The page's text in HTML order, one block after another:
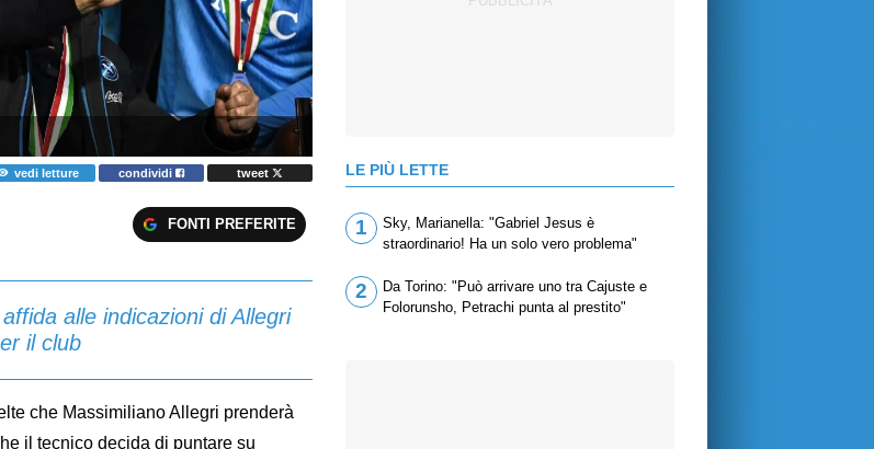
vedi letture condividi tweet
FONTI PREFERITE
alle indicazioni di Allegri
il club
che Massimiliano Allegri prenderà
il tecnico decida di puntare su
LE PIÙ LETTE
1
Sky, Marianella: "Gabriel Jesus è
straordinario! Ha un solo vero problema"
2
Da Torino: "Può arrivare uno tra Cajuste e
Folorunsho, Petrachi punta al prestito"